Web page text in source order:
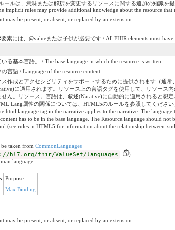
ールは、意味または解釈を変更するリソースに関する追加の知識を
implicit rules may provide additional knowledge about the resource
may be present, or absent, or replaced by an extension
素には、@valueまたは子供が必要です / All FHIR elements must have
る基本言語。 / The base language in which the resource is written.
言語 / Language of the resource content
ス作成とアクセシビリティをサポートするために提供されます（通
に適用されます。リソース上の言語タグを使用して、リソース
せん。リソース。言語は、叙述(Narative)に自動的に適用されると
Lang属性の関係については、HTML5のルールを参照してください
html language tag in the narrative applies to the narrative. The
has to be in the base language. The Resource.language should
(see rules in HTML5 for information about the relationship between
be taken from CommonLanguages
hl7.org/fhir/ValueSet/languages
)
language.
Purpose
Max Binding
may be present, or absent, or replaced by an extension